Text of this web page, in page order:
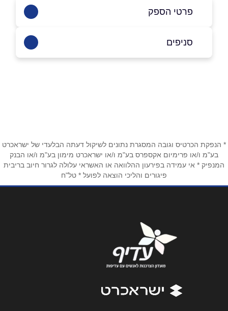
פרטי הספק
באינסטגרם
טלפון*
אנא חזרו אלי בקשר ל...
סניפים
* הנפקת הכרטיס וגובה המסגרת נתונים לשיקול דעתה הבלעדי של ישראכרט
בע"מ ו/או פרימיום אקספרס בע"מ ו/או ישראכרט מימון בע"מ ו/או הבנק
המנפיק * אי עמידה בפירעון ההלוואה או האשראי עלולה לגרור חיוב בריבית
פיגורים והליכי הוצאה לפועל * טל"ח